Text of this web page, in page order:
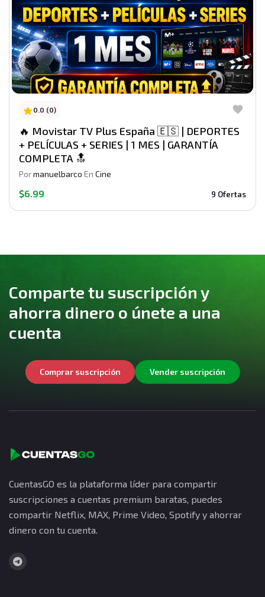
0.0 (0)
🔥 Movistar TV Plus España 🇪🇸 | DEPORTES
+ PELÍCULAS + SERIES | 1 MES | GARANTÍA
COMPLETA 🔝
Pormanuelbarco En Cine
$6.99 9 Ofertas
Comparte tu suscripción y
ahorra dinero o únete a una
cuenta
Comprar suscripción Vender suscripción
CuentasGO es la plataforma líder para compartir
suscripciones a cuentas premium baratas, puedes
compartir Netflix, MAX, Prime Video, Spotify y ahorrar
dinero con tu cuenta.